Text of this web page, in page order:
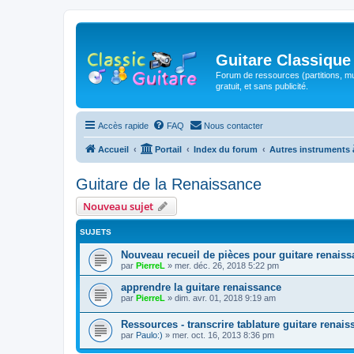
Guitare Classique
Forum de ressources (partitions,
gratuit, et sans publicité.
Accès rapide FAQ Nous contacter
Accueil Portail Index du forum Autres instruments
Guitare de la Renaissance
Nouveau sujet
SUJETS
Nouveau recueil de pièces pour guitare
par PierreL » mer. déc. 26, 2018 5:22 pm
apprendre la guitare renaissance
par PierreL » dim. avr. 01, 2018 9:19 am
Ressources - transcrire tablature guitare
par Paulo:) » mer. oct. 16, 2013 8:36 pm